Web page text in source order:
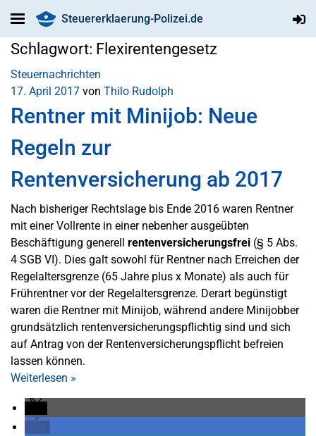
Steuererklaerung-Polizei.de
Schlagwort: Flexirentengesetz
Steuernachrichten
17. April 2017 von Thilo Rudolph
Rentner mit Minijob: Neue
Regeln zur
Rentenversicherung ab 2017
Nach bisheriger Rechtslage bis Ende 2016 waren Rentner
mit einer Vollrente in einer nebenher ausgeübten
Beschäftigung generell rentenversicherungsfrei (§ 5 Abs.
4 SGB VI). Dies galt sowohl für Rentner nach Erreichen der
Regelaltersgrenze (65 Jahre plus x Monate) als auch für
Frührentner vor der Regelaltersgrenze. Derart begünstigt
waren die Rentner mit Minijob, während andere Minijobber
grundsätzlich rentenversicherungspflichtig sind und sich
auf Antrag von der Rentenversicherungspflicht befreien
lassen können.
Weiterlesen »